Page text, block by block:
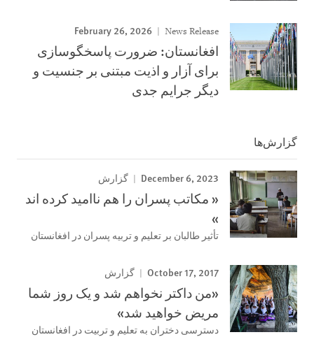
February 26, 2026 News Release
افغانستان: ضرورت پاسخگوسازی
برای آزار و اذیت مبتنی بر جنسیت و
دیگر جرایم جدی
گزارش‌ها
December 6, 2023 گزارش
« مکاتب پسران را هم ناامید کرده اند
»
تأثیر طالبان بر تعلیم و تربیه پسران در افغانستان
October 17, 2017 گزارش
«من داکتر نخواهم شد و یک روز شما
مریض خواهید شد»
دسترسی دختران به تعلیم و تربیت در افغانستان